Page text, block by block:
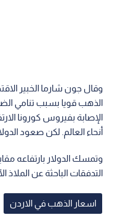
وقال جون شارما الخبير
الذهب قويا بسبب تنامي
الإصابة بفيروس كورونا
أنحاء العالم. لكن صعود
وتمسك الدولار بارتفاعه
التدفقات الباحثة عن الملاذ
اسعار الذهب في الاردن